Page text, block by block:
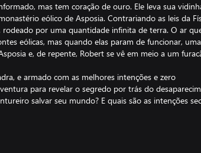
mas tem coração de ouro. Ele leva sua
eólico de Asposia. Contrariando as leis da
rodeado por uma quantidade infinita de terra. O ar
eólicas, mas quando elas param de funcionar,
e, de repente, Robert se vê em meio a um
e armado com as melhores intenções e zero
para revelar o segredo por trás do
salvar seu mundo? E quais são as intenções